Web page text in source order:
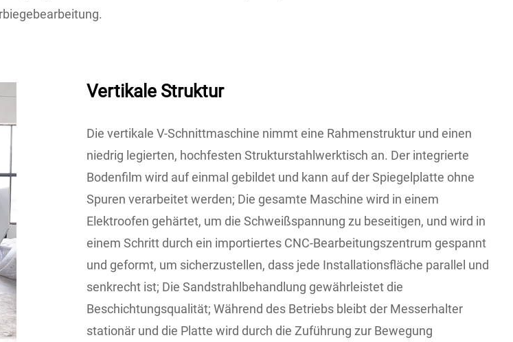
Vertikale Struktur
Die vertikale V-Schnittmaschine nimmt eine Rahmenstruktur und einen
niedrig legierten, hochfesten Strukturstahlwerktisch an. Der integrierte
Bodenfilm wird auf einmal gebildet und kann auf der Spiegelplatte ohne
Spuren verarbeitet werden; Die gesamte Maschine wird in einem
Elektroofen gehärtet, um die Schweißspannung zu beseitigen, und wird in
einem Schritt durch ein importiertes CNC-Bearbeitungszentrum gespannt
und geformt, um sicherzustellen, dass jede Installationsfläche parallel und
senkrecht ist; Die Sandstrahlbehandlung gewährleistet die
Beschichtungsqualität; Während des Betriebs bleibt der Messerhalter
stationär und die Platte wird durch die Zuführung zur Bewegung